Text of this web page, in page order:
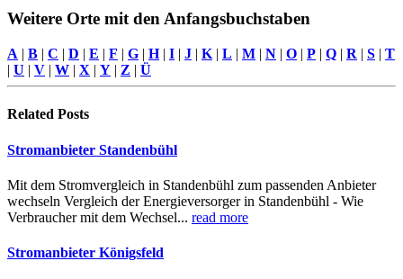
Weitere Orte mit den Anfangsbuchstaben
A | B | C | D | E | F | G | H| I | J | K | L | M | N | O | P | Q | R | S | T
| U | V | W | X | Y | Z | Ü
Related Posts
Stromanbieter Standenbühl
Mit dem Stromvergleich in Standenbühl zum passenden Anbieter
wechseln Vergleich der Energieversorger in Standenbühl - Wie
Verbraucher mit dem Wechsel... read more
Stromanbieter Königsfeld